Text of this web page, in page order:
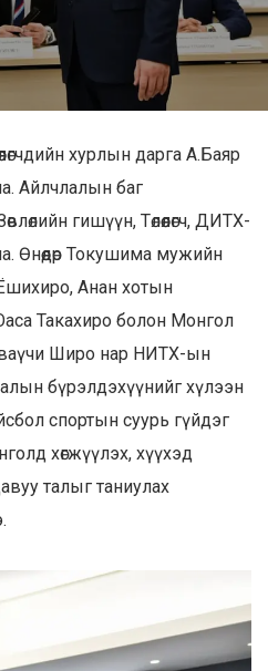
хурлын дарга А.Баяр
Айлчлалын баг
гишүүн, Төлөөлөгч, ДИТХ-
Өнөөдөр Токушима мужийн
Анан хотын
Такахиро болон Монгол
Широ нар НИТХ-ын
бүрэлдэхүүнийг хүлээн
спортын суурь гүйдэг
хөгжүүлэх, хүүхэд
талыг таниулах